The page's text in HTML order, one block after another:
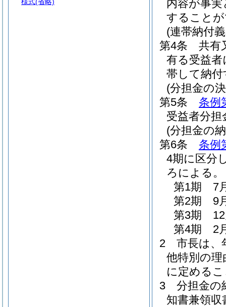
内容が事
すること
(連帯納付
第4条
共有
有る受益
帯して納
(分担金の
第5条
条例
受益者分担
(分担金の
第6条
条例
4期に区分
ろによる。
第1期 7
第2期 9
第3期 12
第4期 2
2
市長は、
他特別の
に定める
3
分担金の
知書兼領収